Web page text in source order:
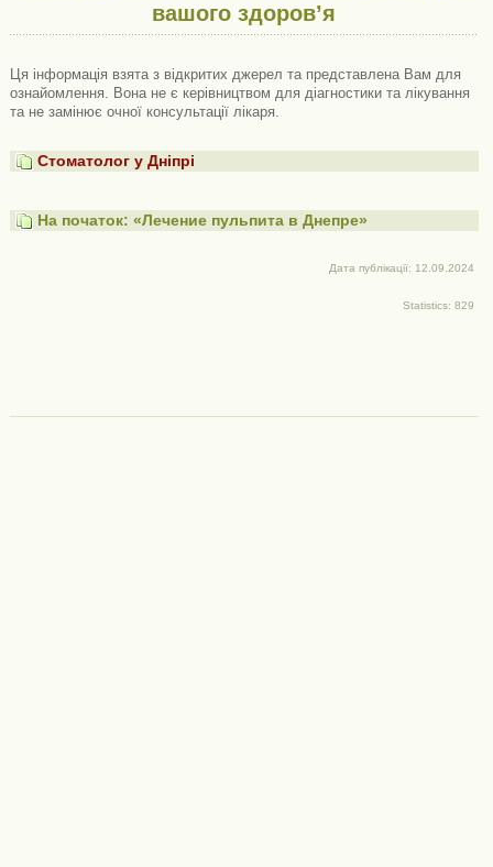
вашого здоров’я
Ця інформація взята з відкритих джерел та представлена ​​Вам для
ознайомлення. Вона не є керівництвом для діагностики та лікування
та не замінює очної консультації лікаря.
Стоматолог у Дніпрі
На початок: «Лечение пульпита в Днепре»
Дата публікації: 12.09.2024
Statistics: 829